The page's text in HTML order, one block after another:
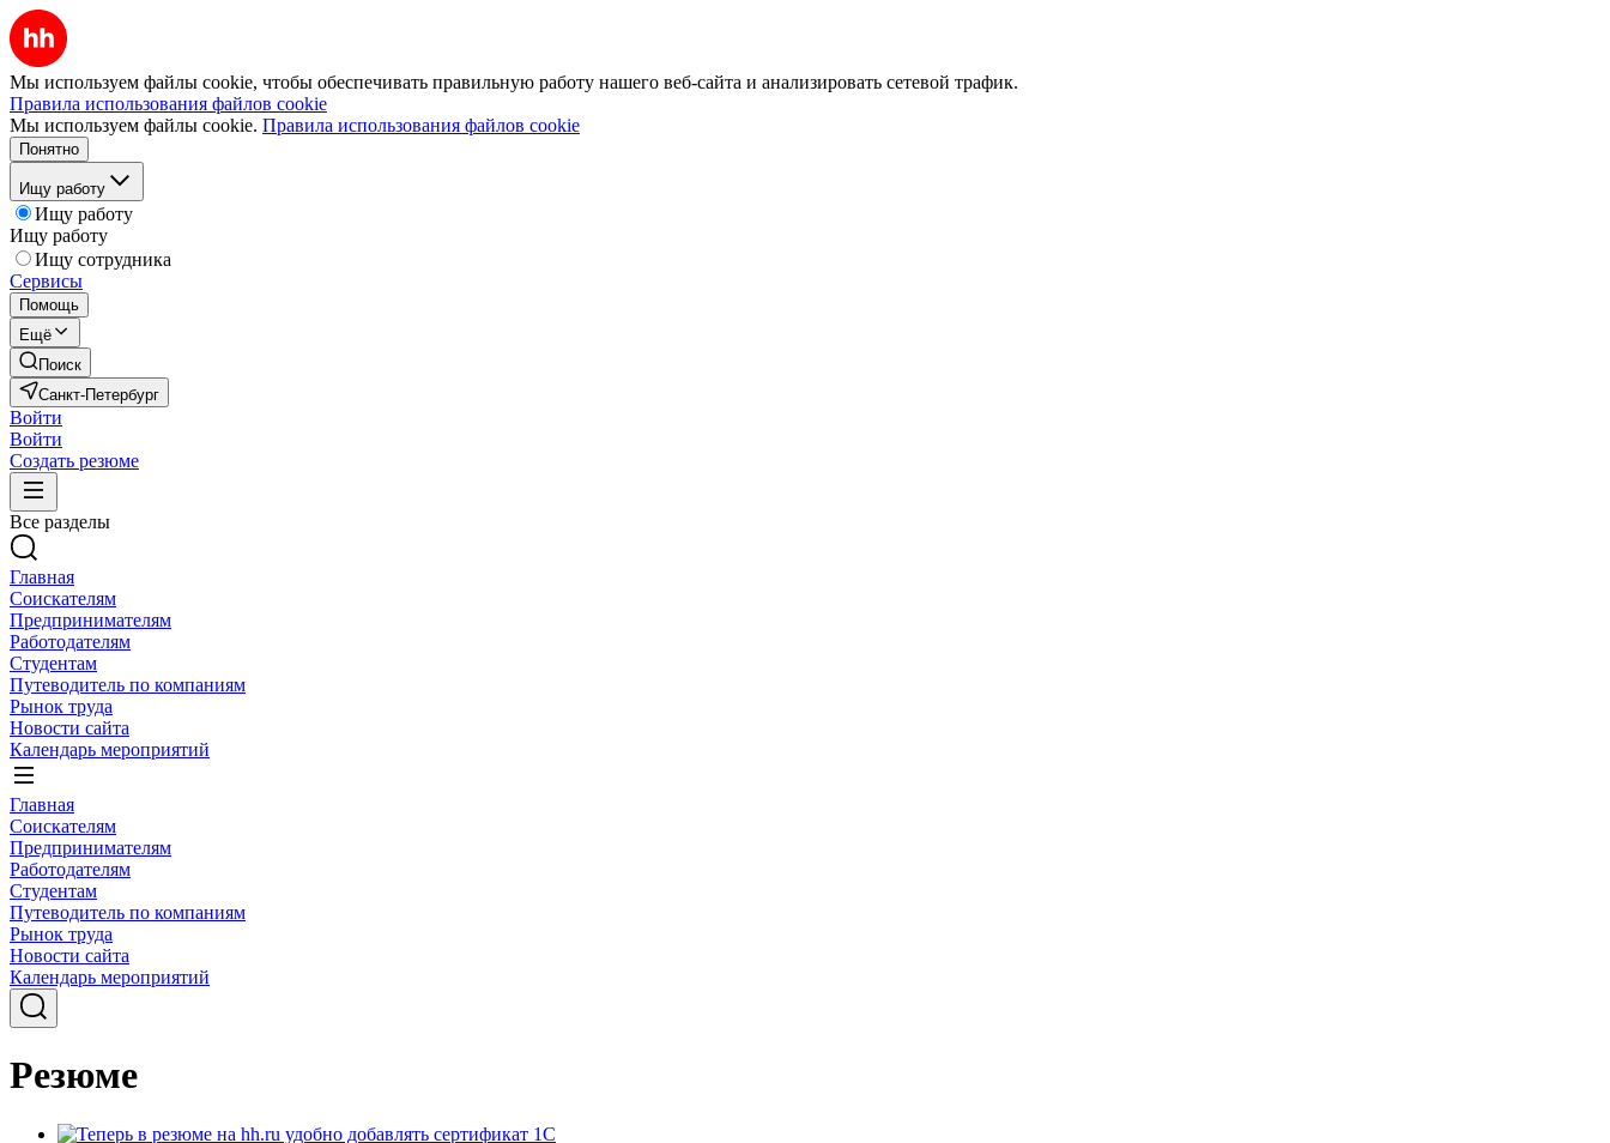
Мы используем файлы cookie, чтобы обеспечивать правильную работу нашего веб-сайта и анализировать сетевой трафик.
Правила использования файлов cookie
Мы используем файлы cookie. Правила использования файлов cookie
Понятно
Ищу работу
Ищу работу
Ищу работу
Ищу сотрудника
Сервисы
Помощь
Ещё
Поиск
Санкт-Петербург
Войти
Войти
Создать резюме
Все разделы
Главная
Соискателям
Предпринимателям
Работодателям
Студентам
Путеводитель по компаниям
Рынок труда
Новости сайта
Календарь мероприятий
Главная
Соискателям
Предпринимателям
Работодателям
Студентам
Путеводитель по компаниям
Рынок труда
Новости сайта
Календарь мероприятий
Резюме